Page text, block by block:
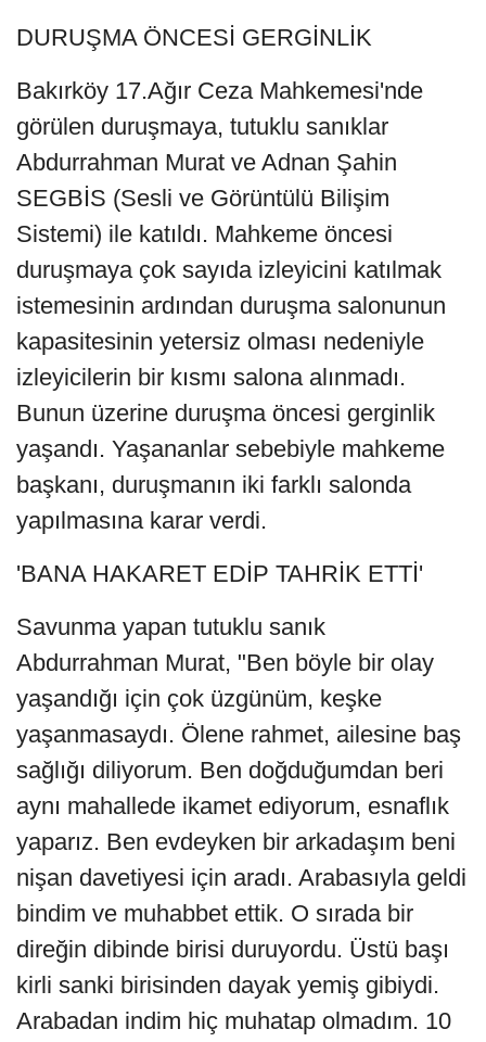
DURUŞMA ÖNCESİ GERGİNLİK
Bakırköy 17.Ağır Ceza Mahkemesi'nde
görülen duruşmaya, tutuklu sanıklar
Abdurrahman Murat ve Adnan Şahin
SEGBİS (Sesli ve Görüntülü Bilişim
Sistemi) ile katıldı. Mahkeme öncesi
duruşmaya çok sayıda izleyicini katılmak
istemesinin ardından duruşma salonunun
kapasitesinin yetersiz olması nedeniyle
izleyicilerin bir kısmı salona alınmadı.
Bunun üzerine duruşma öncesi gerginlik
yaşandı. Yaşananlar sebebiyle mahkeme
başkanı, duruşmanın iki farklı salonda
yapılmasına karar verdi.
'BANA HAKARET EDİP TAHRİK ETTİ'
Savunma yapan tutuklu sanık
Abdurrahman Murat, "Ben böyle bir olay
yaşandığı için çok üzgünüm, keşke
yaşanmasaydı. Ölene rahmet, ailesine baş
sağlığı diliyorum. Ben doğduğumdan beri
aynı mahallede ikamet ediyorum, esnaflık
yaparız. Ben evdeyken bir arkadaşım beni
nişan davetiyesi için aradı. Arabasıyla geldi
bindim ve muhabbet ettik. O sırada bir
direğin dibinde birisi duruyordu. Üstü başı
kirli sanki birisinden dayak yemiş gibiydi.
Arabadan indim hiç muhatap olmadım. 10